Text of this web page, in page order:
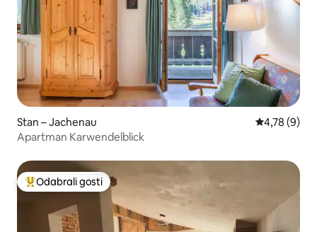
Stan – Jachenau Prosječna
4,78 (9)
Apartman Karwendelblick
Među najviše rangiranima s oznakom „Odabrali gosti”
Odabrali gosti